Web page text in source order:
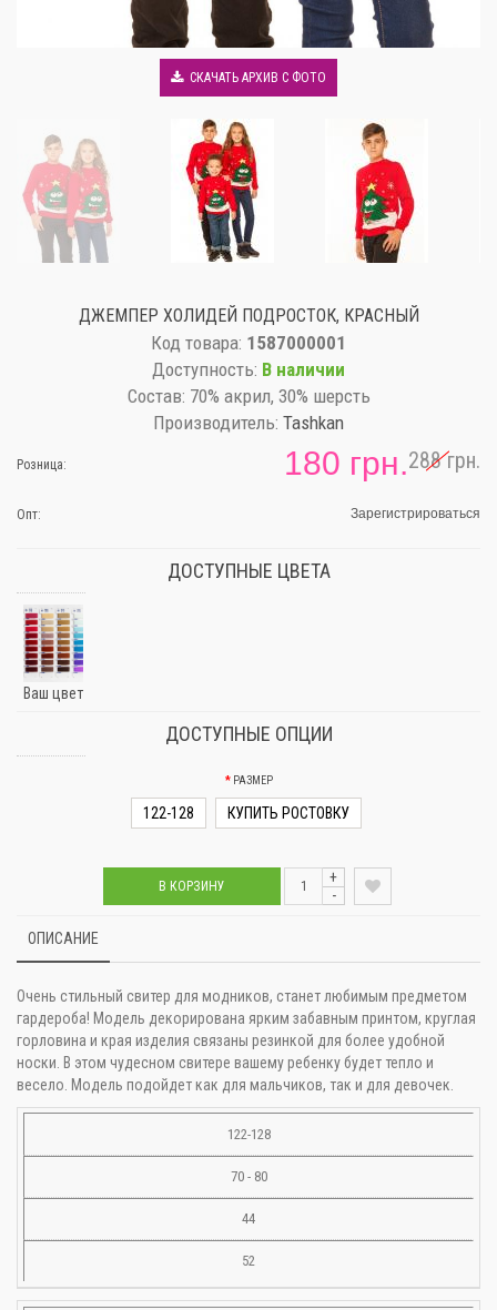
СКАЧАТЬ АРХИВ С ФОТО
ДЖЕМПЕР ХОЛИДЕЙ ПОДРОСТОК, КРАСНЫЙ
Код товара: 1587000001
Доступность: В наличии
Состав: 70% акрил, 30% шерсть
Производитель: Tashkan
288 грн.
Розница: 180 грн.
Опт: Зарегистрироваться
ДОСТУПНЫЕ ЦВЕТА
Ваш цвет
ДОСТУПНЫЕ ОПЦИИ
РАЗМЕР
122-128 КУПИТЬ РОСТОВКУ
В КОРЗИНУ
+
-
ОПИСАНИЕ
Очень стильный свитер для модников, станет любимым предметом
гардероба! Модель декорирована ярким забавным принтом, круглая
горловина и края изделия связаны резинкой для более удобной
носки. В этом чудесном свитере вашему ребенку будет тепло и
весело. Модель подойдет как для мальчиков, так и для девочек.
122-128
70 - 80
44
52